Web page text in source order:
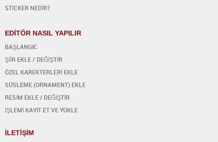
STİCKER NEDİR?
EDİTÖR NASIL YAPILIR
BAŞLANGIC
ŞİİR EKLE / DEĞİŞTİR
ÖZEL KAREKTERLERİ EKLE
SÜSLEME (ORNAMENT) EKLE
RESİM EKLE / DEĞİŞTİR
İŞLEMİ KAYIT ET VE YÜKLE
İLETİŞİM